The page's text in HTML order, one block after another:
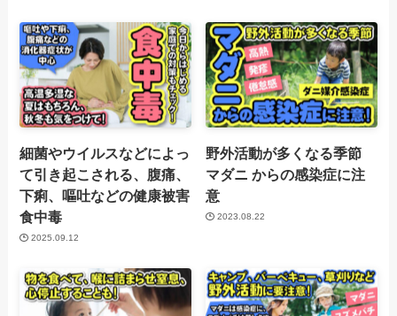
細菌やウイルスなどによっ
て引き起こされる、腹痛、
下痢、嘔吐などの健康被害
食中毒
2025.09.12
野外活動が多くなる季節
マダニ からの感染症に注
意
2023.08.22